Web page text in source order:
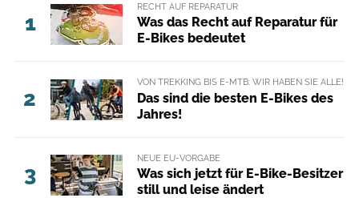
1
RECHT AUF REPARATUR
Was das Recht auf Reparatur für
E-Bikes bedeutet
2
VON TREKKING BIS E-MTB: WIR HABEN SIE ALLE!
Das sind die besten E-Bikes des
Jahres!
3
NEUE EU-VORGABE
Was sich jetzt für E-Bike-Besitzer
still und leise ändert